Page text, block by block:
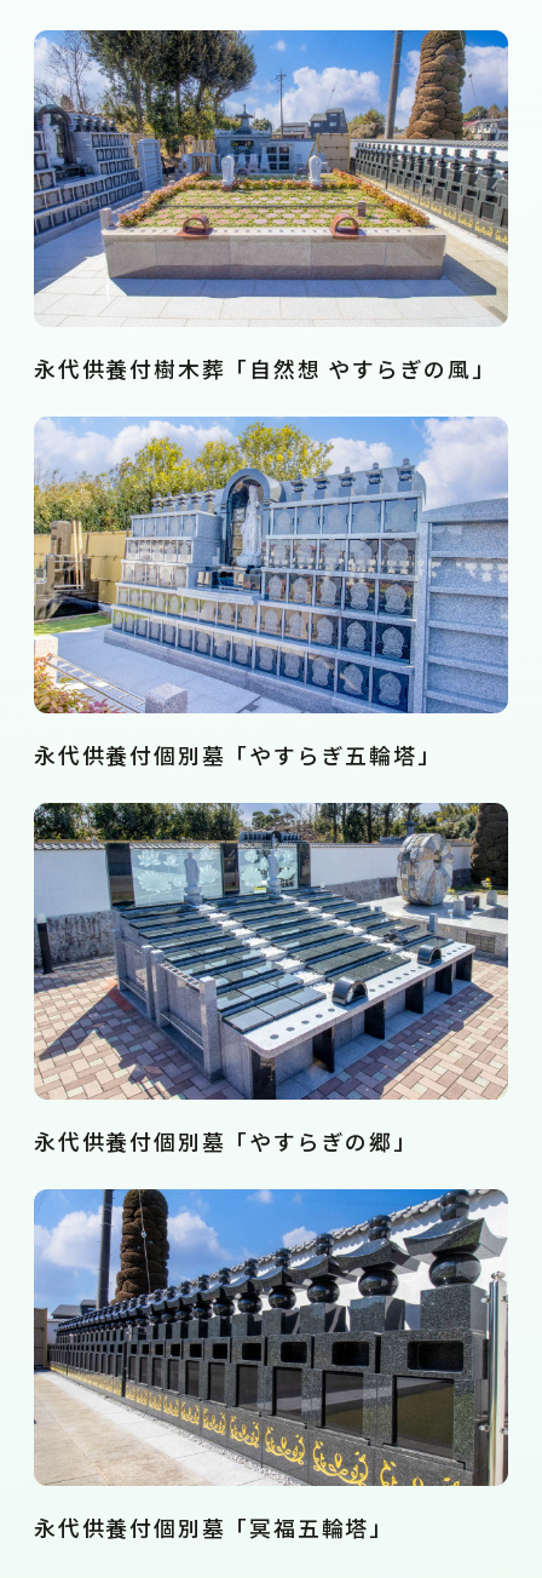
永代供養付樹木葬「自然想 やすらぎの風」
永代供養付個別墓「やすらぎ五輪塔」
永代供養付個別墓「やすらぎの郷」
永代供養付個別墓「冥福五輪塔」